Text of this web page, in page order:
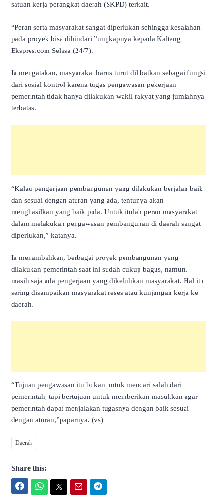
satuan kerja perangkat daerah (SKPD) terkait.
“Peran serta masyarakat sangat diperlukan sehingga kesalahan
pada proyek bisa dihindari,”ungkapnya kepada Kalteng
Ekspres.com Selasa (24/7).
Ia mengatakan, masyarakat harus turut dilibatkan sebagai fungsi
dari sosial kontrol karena tugas pengawasan pekerjaan
pemerintah tidak hanya dilakukan wakil rakyat yang jumlahnya
terbatas.
“Kalau pengerjaan pembangunan yang dilakukan berjalan baik
dan sesuai dengan aturan yang ada, tentunya akan
menghasilkan yang baik pula. Untuk itulah peran masyarakat
dalam melakukan pengawasan pembangunan di daerah sangat
diperlukan,” katanya.
Ia menambahkan, berbagai proyek pembangunan yang
dilakukan pemerintah saat ini sudah cukup bagus, namun,
masih saja ada pengerjaan yang dikeluhkan masyarakat. Hal itu
sering disampaikan masyarakat reses atau kunjungan kerja ke
daerah.
“Tujuan pengawasan itu bukan untuk mencari salah dari
pemerintah, tapi bertujuan untuk memberikan masukkan agar
pemerintah dapat menjalakan tugasnya dengan baik sesuai
dengan aturan,”paparnya. (vs)
Daerah
Share this: